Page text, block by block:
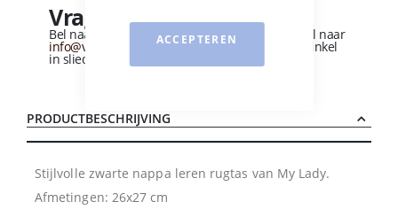
ACCEPTEREN
Vragen over dit product?
Bel naar +31 (0)184 - 412 135of stuur een e-mail naar
info@vandervliesschoenen.nlof bezoek onze winkel
in sliedrecht
PRODUCTBESCHRIJVING
Stijlvolle zwarte nappa leren rugtas van My Lady.
Afmetingen: 26x27 cm